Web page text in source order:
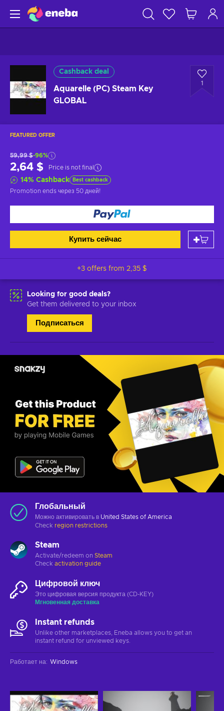
Cashback deal
Aquarelle (PC) Steam Key
GLOBAL
1
FEATURED OFFER
59,99 $-96%
2,64 $ Price is not final
14% Cashback Best cashback
Promotion ends через 50 дней!
Купить сейчас
+3 offers from 2,35 $
Looking for good deals?
Get them delivered to your inbox
Подписаться
Глобальный
Можно активировать в United States of America
Check region restrictions
Steam
Activate/redeem on Steam
Check activation guide
Цифровой ключ
Это цифровая версия продукта (CD-KEY)
Мгновенная доставка
Instant refunds
Unlike other marketplaces, Eneba allows you to get an
instant refund for unviewed keys.
Работает на: Windows